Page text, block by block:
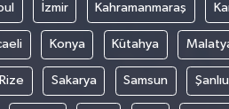
İzmir Kahramanmaraş
Konya Kütahya
Rize Sakarya Samsun